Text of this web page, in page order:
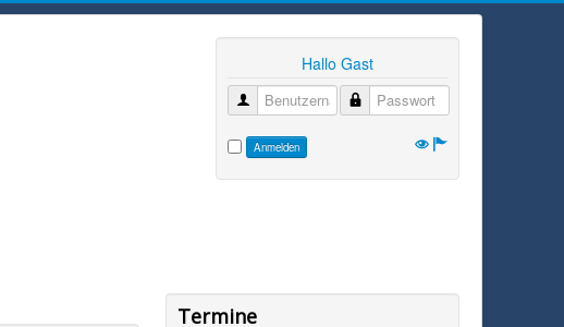
Hallo Gast
Benutzername
Passwort
Anmelden
Termine